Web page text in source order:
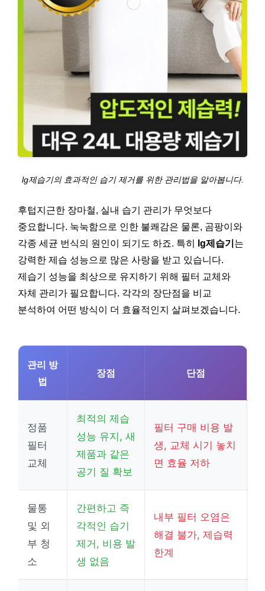
lg제습기의 효과적인 습기 제거를 위한 관리법을 알아봅니다.
후텁지근한 장마철, 실내 습기 관리가 무엇보다
중요합니다. 눅눅함으로 인한 불쾌감은 물론, 곰팡이와
각종 세균 번식의 원인이 되기도 하죠. 특히
lg제습기 는
강력한 제습 성능으로 많은 사랑을 받고 있습니다.
제습기 성능을 최상으로 유지하기 위해 필터 교체와
자체 관리가 필요합니다. 각각의 장단점을 비교
분석하여 어떤 방식이 더 효율적인지 살펴보겠습니다.
관리 방
법
장점 단점
정품
필터
교체
최적의 제습
성능 유지, 새
제품과 같은
공기 질 확보
필터 구매 비용 발
생, 교체 시기 놓치
면 효율 저하
물통
및 외
부 청
소
간편하고 즉
각적인 습기
제거, 비용 발
생 없음
내부 필터 오염은
해결 불가, 제습력
한계